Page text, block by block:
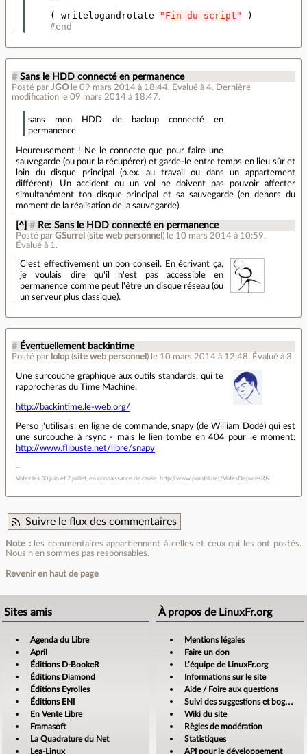
( writelogandrotate "Fin du script"
)
#end
# Sans le HDD connecté en permanence
Posté par JGO le 09 mars 2014 à 18:44. Évalué à 4. Dernière
modification le 09 mars 2014 à 18:47.
sans mon HDD de backup connecté en
permanence
Heureusement ! Ne le connecte que pour faire une
sauvegarde (ou pour la récupérer) et garde-le entre temps en lieu sûr et
loin du disque principal (p.ex. au travail ou dans un appartement
différent). Un accident ou un vol ne doivent pas pouvoir affecter
simultanément ton disque principal et sa sauvegarde (en dehors du
moment de la réalisation de la sauvegarde).
[^] # Re: Sans le HDD connecté en permanence
Posté parGSurrel (site web personnel ) le 10 mars 2014 à 10:59.
Évalué à 1 .
C'est effectivement un bon conseil. En écrivant ça,
je voulais dire qu'il n'est pas accessible en
permanence comme peut l'être un disque réseau (ou
un serveur plus classique).
# Éventuellement backintime
Posté par lolop(site web personnel ) le 10 mars 2014 à 12:48. Évalué à 3.
Une surcouche graphique aux outils standards, qui te
rapprocheras du Time Machine.
http://backintime.le-web.org/
Perso j'utilisais, en ligne de commande, snapy (de William Dodé) qui est
une surcouche à rsync - mais le lien tombe en 404 pour le moment:
http://www.flibuste.net/libre/snapy
Votez les 30 juin et 7 juillet, en connaissance de cause. http://www.pointal.net/VotesDeputesRN
Suivre le flux des commentaires
Note :les commentaires appartiennent à celles et ceux qui les ont postés.
Nous n’en sommes pas responsables.
Revenir en haut de page
Sites amis
Agenda du Libre
April
Éditions D-BookeR
Éditions Diamond
Éditions Eyrolles
Éditions ENI
En Vente Libre
Framasoft
La Quadrature du Net
Lea-Linux
À propos de LinuxFr.org
Mentions légales
Faire un don
L’équipe de LinuxFr.org
Informations sur le site
Aide / Foire aux questions
Suivi des suggestions et bogues
Wiki du site
Règles de modération
Statistiques
API pour le développement